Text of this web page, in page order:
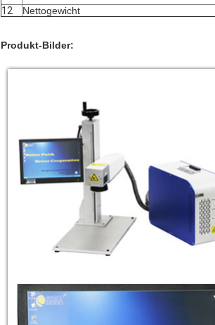
12
Nettogewicht
Produkt-Bilder: